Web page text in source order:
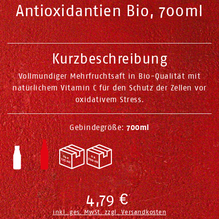
Antioxidantien Bio, 700ml
Kurzbeschreibung
Vollmundiger Mehrfruchtsaft in Bio-Qualität mit
natürlichem Vitamin C für den Schutz der Zellen vor
oxidativem Stress.
Gebindegröße: 700ml
4,79 €
inkl. ges. MwSt. zzgl.Versandkosten